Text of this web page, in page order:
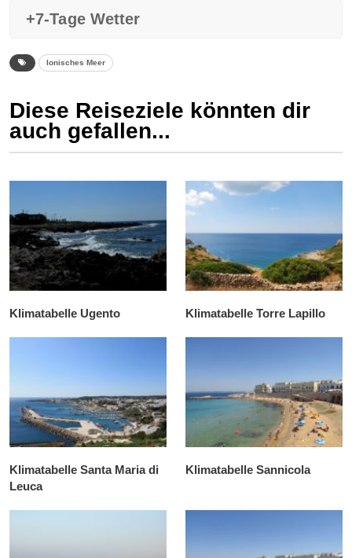
+7-Tage Wetter
Ionisches Meer
Diese Reiseziele könnten dir
auch gefallen...
Klimatabelle Ugento Klimatabelle Torre Lapillo
Klimatabelle Santa Maria di
Leuca
Klimatabelle Sannicola